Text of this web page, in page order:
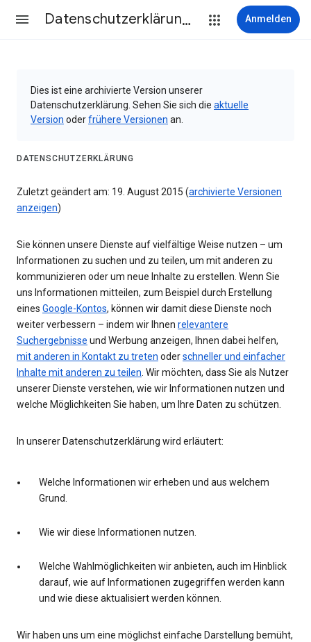
Datenschutzerklärung & Nutzungsbedingungen Anmelden
Dies ist eine archivierte Version unserer
Datenschutzerklärung. Sehen Sie sich die aktuelle
Version oderfrühere Versionen an.
DATENSCHUTZERKLÄRUNG
Zuletzt geändert am: 19. August 2015 (archivierte Versionen
anzeigen)
Sie können unsere Dienste auf vielfältige Weise nutzen – um
Informationen zu suchen und zu teilen, um mit anderen zu
kommunizieren oder um neue Inhalte zu erstellen. Wenn Sie
uns Informationen mitteilen, zum Beispiel durch Erstellung
eines Google-Kontos, können wir damit diese Dienste noch
weiter verbessern – indem wir Ihnen relevantere
Suchergebnisse und Werbung anzeigen, Ihnen dabei helfen,
mit anderen in Kontakt zu treten oderschneller und einfacher
Inhalte mit anderen zu teilen. Wir möchten, dass Sie als Nutzer
unserer Dienste verstehen, wie wir Informationen nutzen und
welche Möglichkeiten Sie haben, um Ihre Daten zu schützen.
In unserer Datenschutzerklärung wird erläutert:
Welche Informationen wir erheben und aus welchem
Grund.
Wie wir diese Informationen nutzen.
Welche Wahlmöglichkeiten wir anbieten, auch im Hinblick
darauf, wie auf Informationen zugegriffen werden kann
und wie diese aktualisiert werden können.
Wir haben uns um eine möglichst einfache Darstellung bemüht,